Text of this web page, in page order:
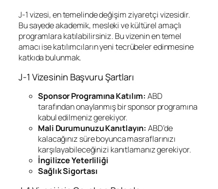
J-1 vizesi, en temelinde değişim ziyaretçi vizesidir.
Bu sayede akademik, mesleki ve kültürel amaçlı
programlara katılabilirsiniz. Bu vizenin en temel
amacı ise katılımcıların yeni tecrübeler edinmesine
katkıda bulunmak.
J-1 Vizesinin Başvuru Şartları
Sponsor Programına Katılım:ABD
tarafından onaylanmış bir sponsor programına
kabul edilmeniz gerekiyor.
Mali Durumunuzu Kanıtlayın:ABD’de
kalacağınız süre boyunca masraflarınızı
karşılayabileceğinizi kanıtlamanız gerekiyor.
İngilizce Yeterliliği
Sağlık Sigortası